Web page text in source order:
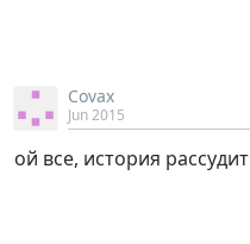
Covax
Jun 2015
ой все, история рассудит